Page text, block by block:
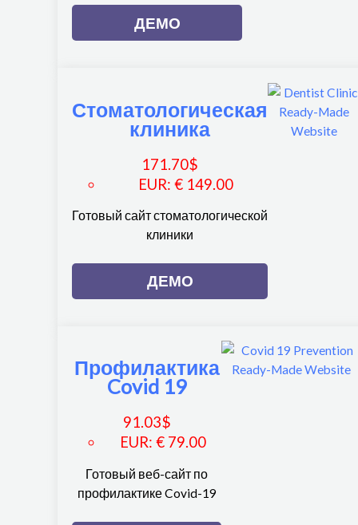
ДЕМО
Стоматологическая
клиника
171.70$
EUR:€ 149.00
Готовый сайт стоматологической
клиники
ДЕМО
Профилактика
Covid 19
91.03$
EUR: € 79.00
Готовый веб-сайт по
профилактике Covid-19